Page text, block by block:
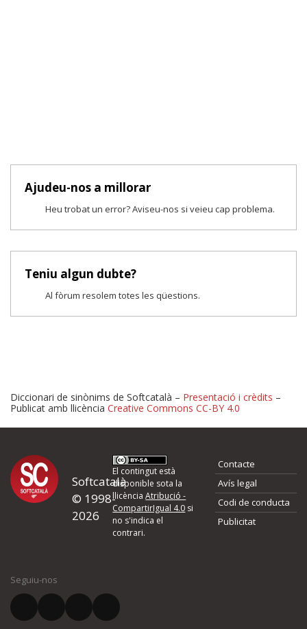
Ajudeu-nos a millorar
Heu trobat un error? Aviseu-nos si veieu cap problema.
Teniu algun dubte?
Al fòrum resolem totes les qüestions.
Proposeu-nos millores o
d'errors
Si heu trobat un error o voleu proposar alguna millora, ompliu els
quina és la millora que proposeu o l'error del qual voleu informar-
El vostre correu electrònic *
Diccionari de sinònims de Softcatalà – Presentació i crèdits –
Publicat amb llicència Creative Commons CC-BY 4.0
Softcatalà
© 1998-
2026
El contingut està
disponible sota la
llicènciaAtribució -
CompartirIgual 4.0 si
no s'indica el
contrari.
Contacte
Avís legal
Codi de conducta
Publicitat
Seguiu-nos